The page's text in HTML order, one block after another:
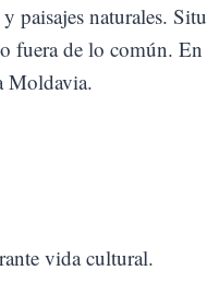
paisajes naturales.
fuera de lo común. En
Moldavia.
vida cultural.